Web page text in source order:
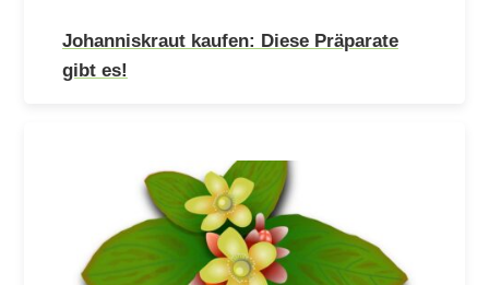
Johanniskraut kaufen: Diese Präparate
gibt es!